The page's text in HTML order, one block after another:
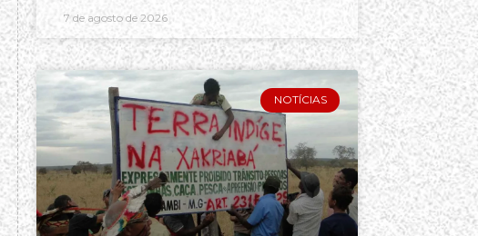
7 de agosto de 2026
NOTÍCIAS